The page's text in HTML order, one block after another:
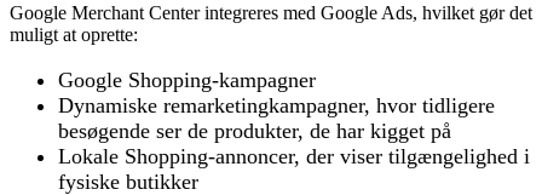
Google Merchant Center integreres med Google Ads, hvilket gør det
muligt at oprette:
Google Shopping-kampagner
Dynamiske remarketingkampagner, hvor tidligere
besøgende ser de produkter, de har kigget på
Lokale Shopping-annoncer, der viser tilgængelighed i
fysiske butikker